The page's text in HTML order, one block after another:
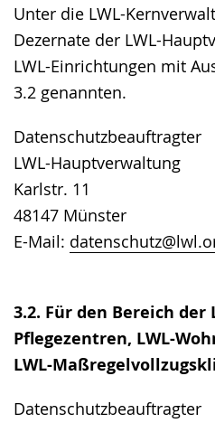
Unter die LWL-
Dezernate der LWL-
LWL-Einrichtungen mit
3.2 genannten.
Datenschutzbeauftragter
LWL-Hauptverwaltung
Karlstr. 11
48147 Münster
E-Mail:
3.2. Für den Bereich der
Pflegezentren, LWL-
LWL-
Datenschutzbeauftragter